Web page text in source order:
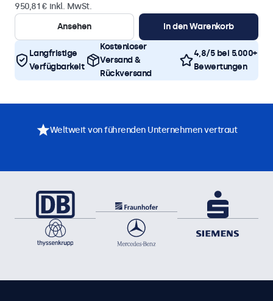
950,81 € inkl. MwSt.
Ansehen
In den Warenkorb
Langfristige
Verfügbarkeit
Kostenloser
Versand &
Rückversand
4,8/5 bei 5.000+
Bewertungen
Weltweit von führenden Unternehmen vertraut